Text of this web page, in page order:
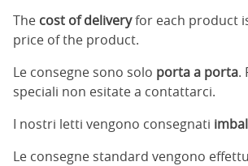
The cost of deliveryfor each product
price of the product.
Le consegne sono solo porta a porta.
speciali non esitate a contattarci.
I nostri letti vengono consegnati
Le consegne standard vengono